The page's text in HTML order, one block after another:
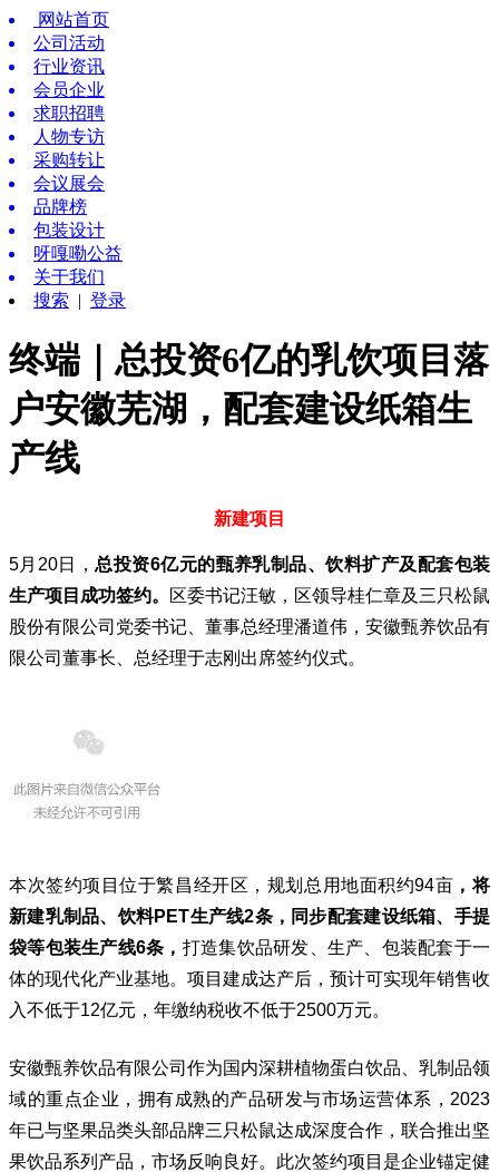
网站首页
公司活动
行业资讯
会员企业
求职招聘
人物专访
采购转让
会议展会
品牌榜
包装设计
呀嘎嘞公益
关于我们
搜索 | 登录
终端｜总投资6亿的乳饮项目落
户安徽芜湖，配套建设纸箱生
产线
新建项目
5月20日，总投资6亿元的甄养乳制品、饮料扩产及配套包装
生产项目成功签约。
区委书记汪敏，区领导桂仁章及 三只松鼠
股份有限公司 党委书记、董事总经理潘道伟，安徽甄养饮品有
限公司董事长、总经理于志刚出席签约仪式。
本次签约项目位于繁昌经开区，规划总用地面积约94亩 ，将
新建乳制品、饮料PET生产线2条，同步配套建设纸箱、手提
袋等包装生产线6条， 打造集饮品研发、生产、包装配套于一
体的现代化产业基地。项目建成达产后，预计可实现年销售收
入不低于12亿元，年缴纳税收不低于2500万元。
安徽甄养饮品有限公司作为国内深耕植物蛋白饮品、乳制品领
域的重点企业，拥有成熟的产品研发与市场运营体系，2023
年已与坚果品类头部品牌三只松鼠达成深度合作，联合推出坚
果饮品系列产品，市场反响良好。此次签约项目是企业锚定健